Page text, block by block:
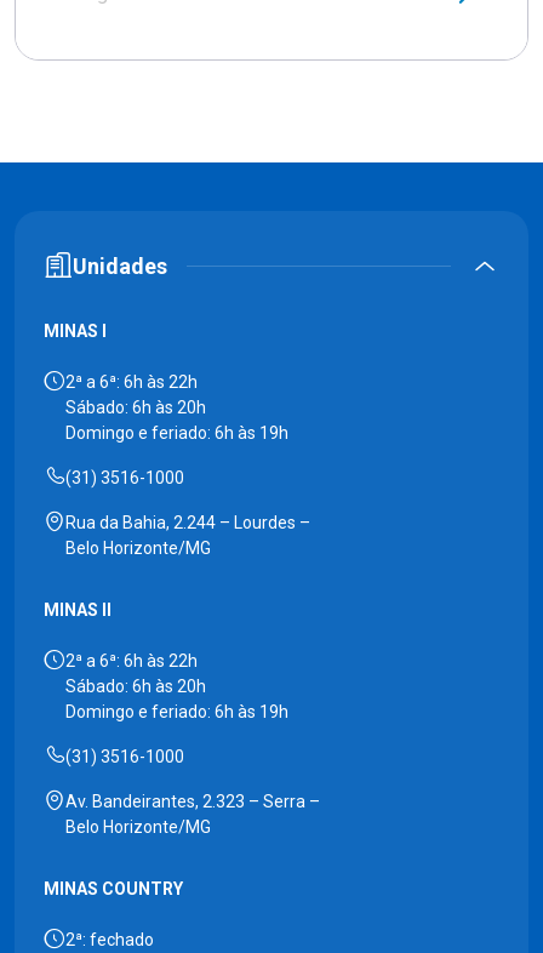
Unidades
MINAS I
2ª a 6ª: 6h às 22h
Sábado: 6h às 20h
Domingo e feriado: 6h às 19h
(31) 3516-1000
Rua da Bahia, 2.244 – Lourdes –
Belo Horizonte/MG
MINAS II
2ª a 6ª: 6h às 22h
Sábado: 6h às 20h
Domingo e feriado: 6h às 19h
(31) 3516-1000
Av. Bandeirantes, 2.323 – Serra –
Belo Horizonte/MG
MINAS COUNTRY
2ª: fechado